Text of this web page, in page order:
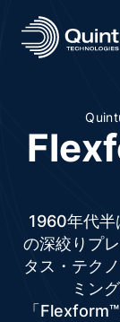
1960年代半
の深絞りプ
タス・テク
ミン
「